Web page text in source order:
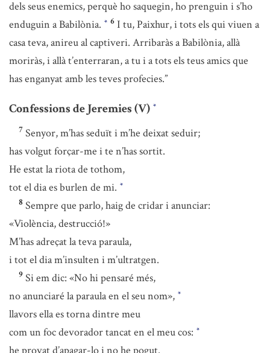
dels seus enemics, perquè ho saquegin, ho prenguin i s’ho
enduguin a Babilònia. * 6 I tu, Paixhur, i tots els qui viuen a
casa teva, anireu al captiveri. Arribaràs a Babilònia, allà
moriràs, i allà t’enterraran, a tu i a tots els teus amics que
has enganyat amb les teves profecies.”
Confessions de Jeremies (V) *
7 Senyor, m’has seduït i m’he deixat seduir;
has volgut forçar-me i te n’has sortit.
He estat la riota de tothom,
tot el dia es burlen de mi. *
8 Sempre que parlo, haig de cridar i anunciar:
«Violència, destrucció!»
M’has adreçat la teva paraula,
i tot el dia m’insulten i m’ultratgen.
9 Si em dic: «No hi pensaré més,
no anunciaré la paraula en el seu nom», *
llavors ella es torna dintre meu
com un foc devorador tancat en el meu cos: *